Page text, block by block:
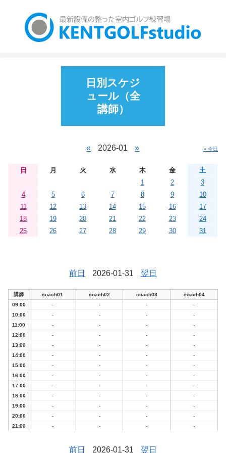
日別スケジ
ュール（全
講師）
« 2026-01 » » 今日
日 月 火 水 木 金
土
1
2
3
4
5 6 7 8 9
10
11
12 13 14 15 16
17
18
19 20 21 22 23
24
25
26 27 28 29 30 31
前日 2026-01-31 翌日
講師 coach01 coach02 coach03
coach04
09:00
- - -
-
10:00
- - -
-
11:00
- - -
-
12:00
- - -
-
13:00
- - -
-
14:00
- - -
-
15:00
- - -
-
16:00
- - -
-
17:00
- - -
-
18:00
- - -
-
19:00
- - -
-
20:00
- - -
-
21:00
- - - -
前日 2026-01-31 翌日